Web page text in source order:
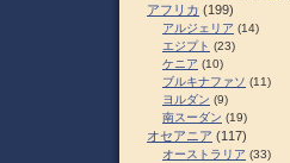
アフリカ (199)
アルジェリア (14)
エジプト (23)
ケニア (10)
ブルキナファソ (11)
ヨルダン (9)
南スーダン (19)
オセアニア (117)
オーストラリア (33)